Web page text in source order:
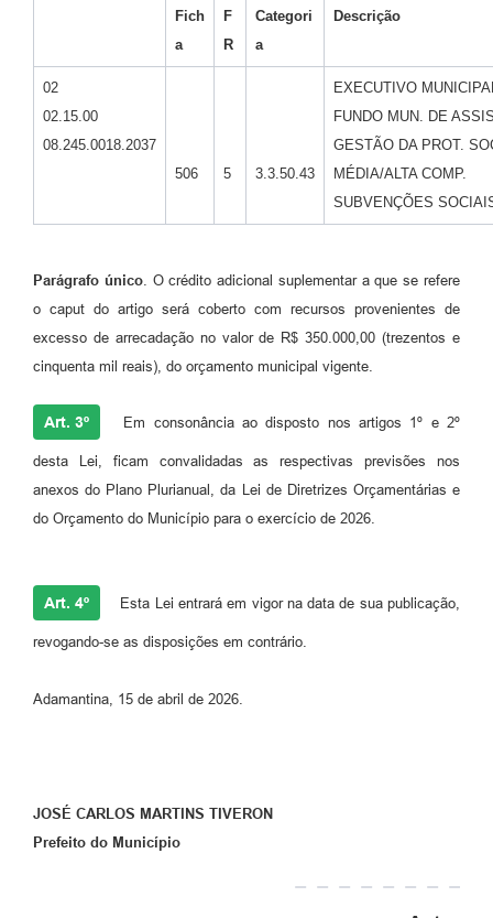
Fich
a
F
R
Categori
a
Descrição
02
02.15.00
08.245.0018.2037
506
5 3.3.50.43
EXECUTIVO
FUNDO MUN. DE
GESTÃO DA PROT.
MÉDIA/ALTA COMP.
SUBVENÇÕES
Parágrafo único. O crédito adicional suplementar a que se refere
o caput do artigo será coberto com recursos provenientes de
excesso de arrecadação no valor de R$ 350.000,00 (trezentos e
cinquenta mil reais), do orçamento municipal vigente.
Art. 3º Em consonância ao disposto nos artigos 1º e 2º
desta Lei, ficam convalidadas as respectivas previsões nos
anexos do Plano Plurianual, da Lei de Diretrizes Orçamentárias e
do Orçamento do Município para o exercício de 2026.
Art. 4º Esta Lei entrará em vigor na data de sua publicação,
revogando-se as disposições em contrário.
Adamantina, 15 de abril de 2026.
JOSÉ CARLOS MARTINS TIVERON
Prefeito do Município